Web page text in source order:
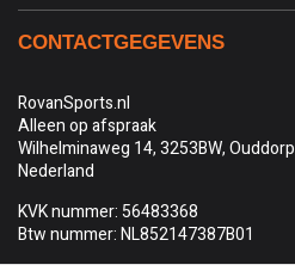
CONTACTGEGEVENS
RovanSports.nl
Alleen op afspraak
Wilhelminaweg 14, 3253BW, Ouddorp
Nederland
KVK nummer: 56483368
Btw nummer: NL852147387B01